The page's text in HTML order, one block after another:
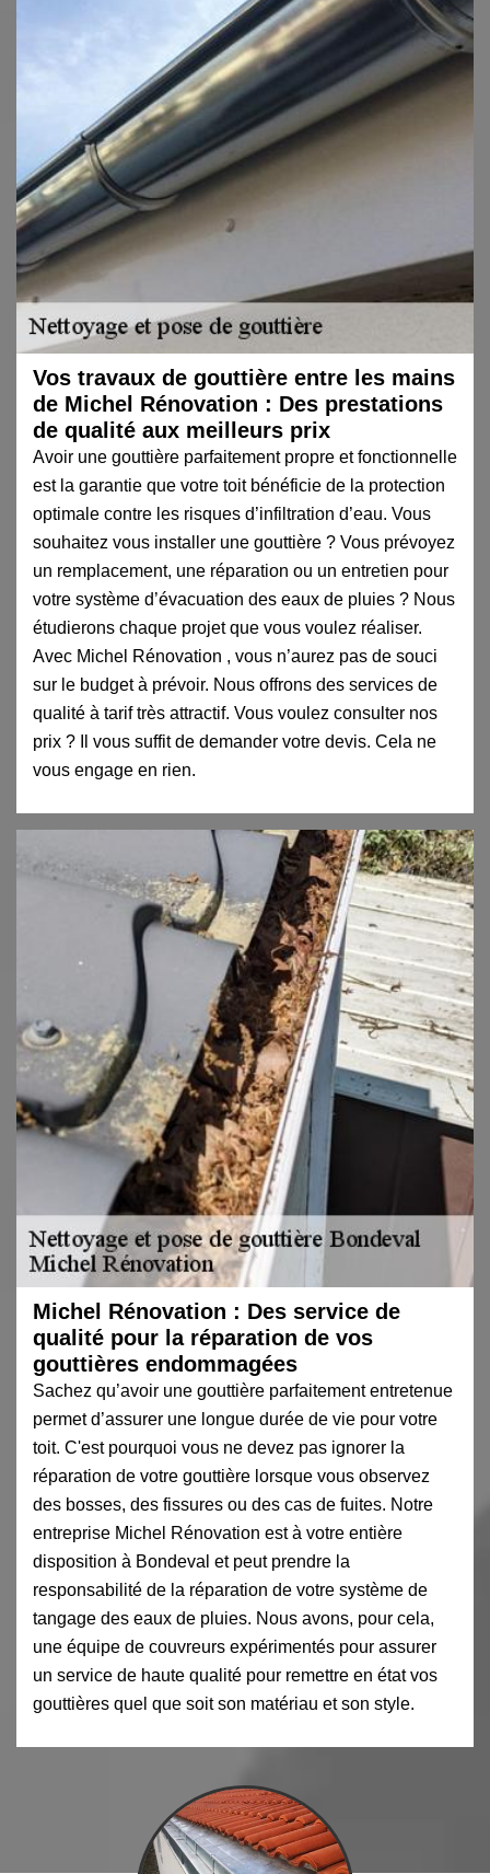
Vos travaux de gouttière entre les mains
de Michel Rénovation : Des prestations
de qualité aux meilleurs prix
Avoir une gouttière parfaitement propre et fonctionnelle
est la garantie que votre toit bénéficie de la protection
optimale contre les risques d’infiltration d’eau. Vous
souhaitez vous installer une gouttière ? Vous prévoyez
un remplacement, une réparation ou un entretien pour
votre système d’évacuation des eaux de pluies ? Nous
étudierons chaque projet que vous voulez réaliser.
Avec Michel Rénovation , vous n’aurez pas de souci
sur le budget à prévoir. Nous offrons des services de
qualité à tarif très attractif. Vous voulez consulter nos
prix ? Il vous suffit de demander votre devis. Cela ne
vous engage en rien.
Michel Rénovation : Des service de
qualité pour la réparation de vos
gouttières endommagées
Sachez qu’avoir une gouttière parfaitement entretenue
permet d’assurer une longue durée de vie pour votre
toit. C'est pourquoi vous ne devez pas ignorer la
réparation de votre gouttière lorsque vous observez
des bosses, des fissures ou des cas de fuites. Notre
entreprise Michel Rénovation est à votre entière
disposition à Bondeval et peut prendre la
responsabilité de la réparation de votre système de
tangage des eaux de pluies. Nous avons, pour cela,
une équipe de couvreurs expérimentés pour assurer
un service de haute qualité pour remettre en état vos
gouttières quel que soit son matériau et son style.